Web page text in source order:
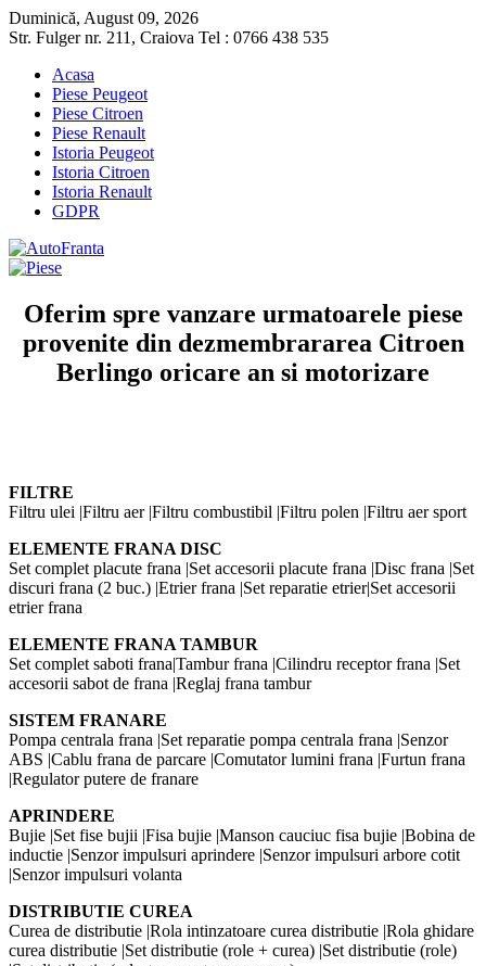
Duminică, August 09, 2026
Str. Fulger nr. 211, Craiova Tel : 0766 438 535
Acasa
Piese Peugeot
Piese Citroen
Piese Renault
Istoria Peugeot
Istoria Citroen
Istoria Renault
GDPR
Oferim spre vanzare urmatoarele piese
provenite din dezmembrararea Citroen
Berlingo oricare an si motorizare
FILTRE
Filtru ulei |Filtru aer |Filtru combustibil |Filtru polen |Filtru aer sport
ELEMENTE FRANA DISC
Set complet placute frana |Set accesorii placute frana |Disc frana |Set
discuri frana (2 buc.) |Etrier frana |Set reparatie etrier|Set accesorii
etrier frana
ELEMENTE FRANA TAMBUR
Set complet saboti frana|Tambur frana |Cilindru receptor frana |Set
accesorii sabot de frana |Reglaj frana tambur
SISTEM FRANARE
Pompa centrala frana |Set reparatie pompa centrala frana |Senzor
ABS |Cablu frana de parcare |Comutator lumini frana |Furtun frana
|Regulator putere de franare
APRINDERE
Bujie |Set fise bujii |Fisa bujie |Manson cauciuc fisa bujie |Bobina de
inductie |Senzor impulsuri aprindere |Senzor impulsuri arbore cotit
|Senzor impulsuri volanta
DISTRIBUTIE CUREA
Curea de distributie |Rola intinzatoare curea distributie |Rola ghidare
curea distributie |Set distributie (role + curea) |Set distributie (role)